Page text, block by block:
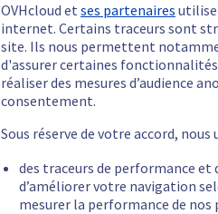
OVHcloud et ses partenaires
internet. Certains traceurs sont
site. Ils nous permettent
d'assurer certaines
réaliser des mesures d’audience
consentement.
Sous réserve de votre accord,
des traceurs de performance
d’améliorer votre navigation
mesurer la performance de nos